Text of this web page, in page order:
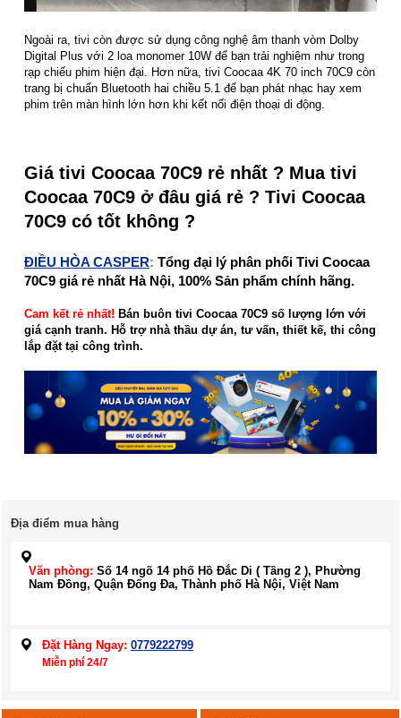
Ngoài ra, tivi còn được sử dụng công nghệ âm thanh vòm Dolby
Digital Plus với 2 loa monomer 10W để bạn trải nghiệm như trong
rạp chiếu phim hiện đại. Hơn nữa, tivi Coocaa 4K 70 inch 70C9 còn
trang bị chuẩn Bluetooth hai chiều 5.1 để bạn phát nhạc hay xem
phim trên màn hình lớn hơn khi kết nối điện thoại di động.
Giá tivi Coocaa 70C9 rẻ nhất ? Mua tivi
Coocaa 70C9 ở đâu giá rẻ ? Tivi Coocaa
70C9 có tốt không ?
ĐIỀU HÒA CASPER: Tổng đại lý phân phối Tivi Coocaa
70C9 giá rẻ nhất Hà Nội, 100% Sản phẩm chính hãng.
Cam kết rẻ nhất! Bán buôn tivi Coocaa 70C9 số lượng lớn với
giá cạnh tranh. Hỗ trợ nhà thầu dự án, tư vấn, thiết kế, thi công
lắp đặt tại công trình.
Địa điểm mua hàng
Văn phòng: Số 14 ngõ 14 phố Hồ Đắc Di ( Tầng 2 ), Phường
Nam Đồng, Quận Đống Đa, Thành phố Hà Nội, Việt Nam
Đặt Hàng Ngay: 0779222799
Miễn phí 24/7